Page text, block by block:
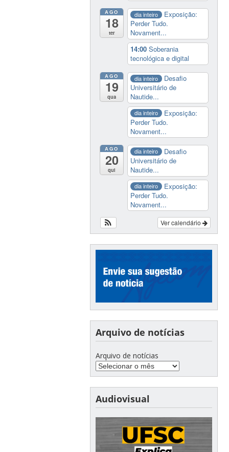
AGO
18
ter
dia inteiro
Exposição:
Perder Tudo.
Novament...
14:00Soberania
tecnológica e digital
AGO
19
qua
dia inteiro
Desafio
Universitário de
Nautide...
dia inteiro
Exposição:
Perder Tudo.
Novament...
AGO
20
qui
dia inteiro
Desafio
Universitário de
Nautide...
dia inteiro
Exposição:
Perder Tudo.
Novament...
Ver calendário
Arquivo de notícias
Arquivo de notícias
Audiovisual